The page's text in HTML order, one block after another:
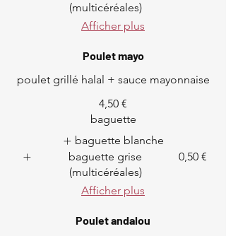
(multicéréales)
Afficher plus
Poulet mayo
poulet grillé halal + sauce mayonnaise
4,50 €
baguette
baguette blanche
baguette grise
(multicéréales)
0,50 €
Afficher plus
Poulet andalou